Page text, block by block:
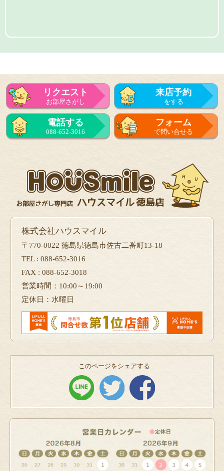
リクエスト
お部屋さがし
来店予約
をする
電話する
088-652-3016
フォーム
で問い合せる
株式会社ハウスマイル
〒770-0022 徳島県徳島市佐古二番町13-18
TEL : 088-652-3016
FAX : 088-652-3018
営業時間：10:00～19:00
定休日：水曜日
このページをシェアする